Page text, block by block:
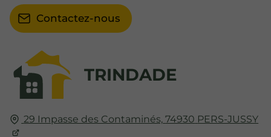
TRINDADE
29 Impasse des Contaminés, 74930 PERS-JUSSY
Contactez-nous